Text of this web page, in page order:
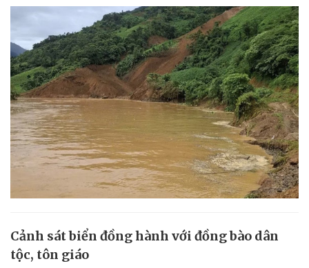
Cảnh sát biển đồng hành với đồng bào dân
tộc, tôn giáo